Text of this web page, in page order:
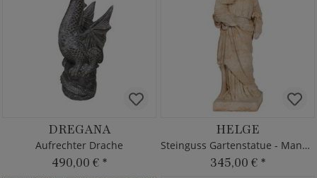
DREGANA
Aufrechter Drache
490,00 € *
HELGE
Steinguss Gartenstatue - Mann mit Kind
345,00 € *